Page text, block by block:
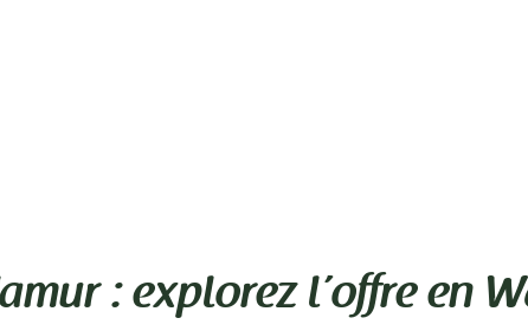
: explorez l’offre en